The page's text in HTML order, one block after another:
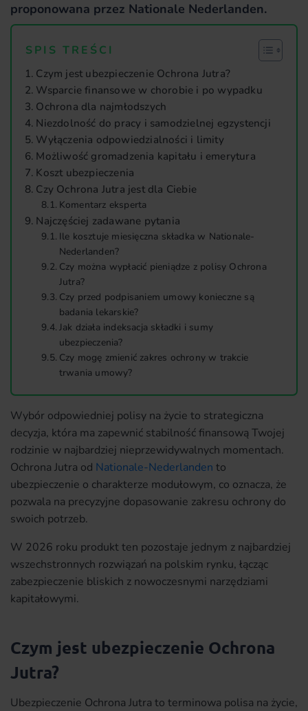
proponowana przez Nationale Nederlanden.
SPIS TREŚCI
Czym jest ubezpieczenie Ochrona Jutra?
Wsparcie finansowe w chorobie i po wypadku
Ochrona dla najmłodszych
Niezdolność do pracy i samodzielnej egzystencji
Wyłączenia odpowiedzialności i limity
Możliwość gromadzenia kapitału i emerytura
Koszt ubezpieczenia
Czy Ochrona Jutra jest dla Ciebie
Komentarz eksperta
Najczęściej zadawane pytania
Ile kosztuje miesięczna składka w Nationale-
Nederlanden?
Czy można wypłacić pieniądze z polisy Ochrona
Jutra?
Czy przed podpisaniem umowy konieczne są
badania lekarskie?
Jak działa indeksacja składki i sumy
ubezpieczenia?
Czy mogę zmienić zakres ochrony w trakcie
trwania umowy?
Wybór odpowiedniej polisy na życie to strategiczna
decyzja, która ma zapewnić stabilność finansową Twojej
rodzinie w najbardziej nieprzewidywalnych momentach.
Ochrona Jutra od Nationale-Nederlanden to
ubezpieczenie o charakterze modułowym, co oznacza, że
pozwala na precyzyjne dopasowanie zakresu ochrony do
swoich potrzeb.
W 2026 roku produkt ten pozostaje jednym z najbardziej
wszechstronnych rozwiązań na polskim rynku, łącząc
zabezpieczenie bliskich z nowoczesnymi narzędziami
kapitałowymi.
Czym jest ubezpieczenie Ochrona
Jutra?
Ubezpieczenie Ochrona Jutra to terminowa polisa na życie,